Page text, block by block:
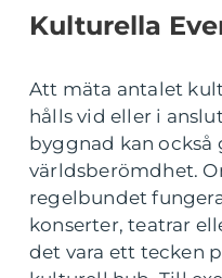
Kulturella
Att mäta antalet
hålls vid eller i
byggnad kan också
världsberömdhet.
regelbundet
konserter, teatrar
det vara ett tecken